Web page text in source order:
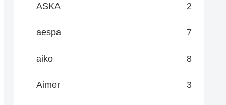
ASKA 2
aespa 7
aiko 8
Aimer 3